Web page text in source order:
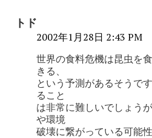
トド
2002年1月28日 2:43 PM
世界の食料危機は昆虫を
きる、
という予測があるそうで
ること
は非常に難しいでしょう
や環境
破壊に繋がっている可能